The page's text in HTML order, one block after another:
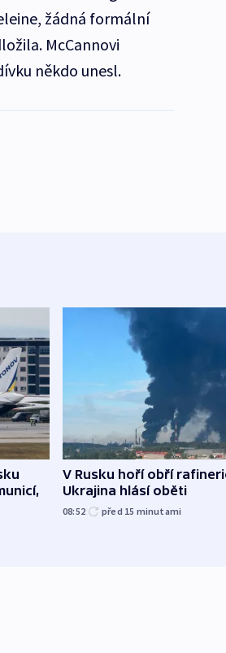
žádná formální
McCannovi
někdo unesl.
V Rusku hoří obří
Ukrajina hlásí oběti
08:52 před 15 minutami